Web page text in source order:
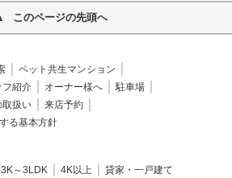
このページの先頭へ
ペット共生マンション
フ紹介 オーナー様へ
駐車場
取扱い
来店予約
る基本方針
3K～3LDK 4K以上 貸家・一戸建て